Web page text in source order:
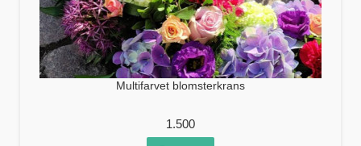
Multifarvet blomsterkrans
1.500